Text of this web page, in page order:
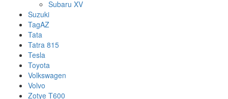
Subaru XV
Suzuki
TagAZ
Tata
Tatra 815
Tesla
Toyota
Volkswagen
Volvo
Zotye T600